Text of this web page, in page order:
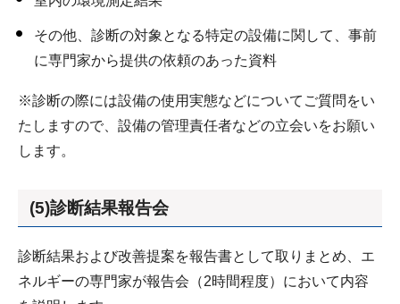
その他、診断の対象となる特定の設備に関して、事前
に専門家から提供の依頼のあった資料
※診断の際には設備の使用実態などについてご質問をい
たしますので、設備の管理責任者などの立会いをお願い
します。
(5)診断結果報告会
診断結果および改善提案を報告書として取りまとめ、エ
ネルギーの専門家が報告会（2時間程度）において内容